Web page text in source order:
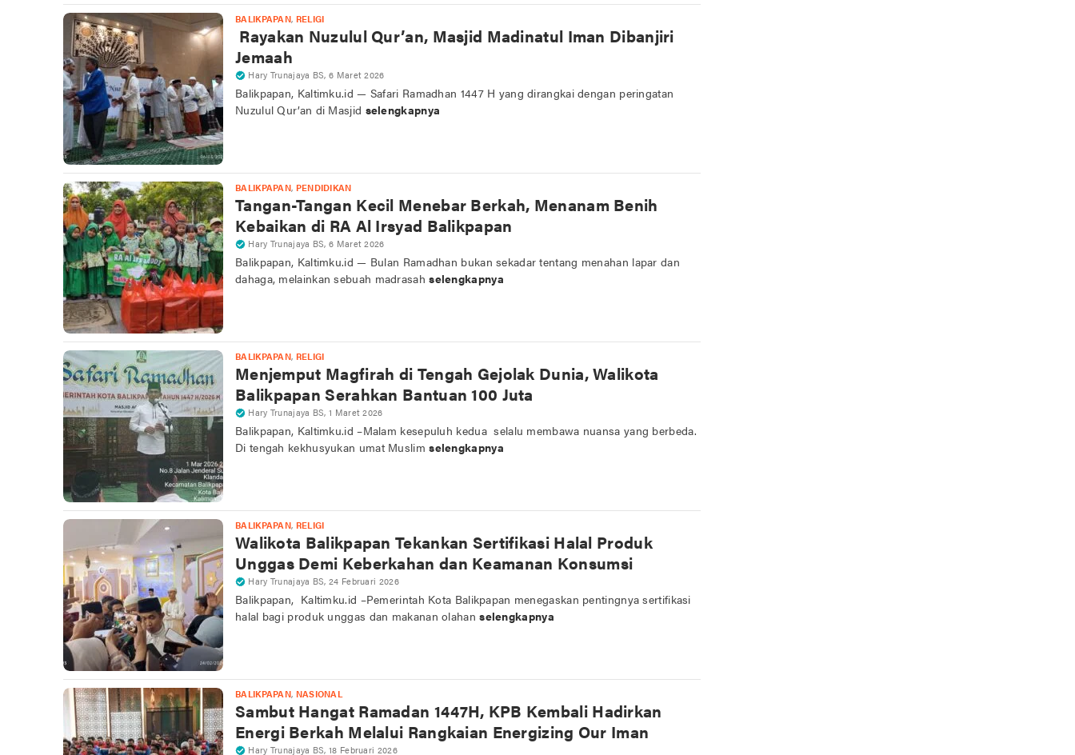
BALIKPAPAN, RELIGI
Rayakan Nuzulul Qur’an, Masjid Madinatul Iman Dibanjiri
Jemaah
Hary Trunajaya BS,6 Maret 2026
Balikpapan, Kaltimku.id — Safari Ramadhan 1447 H yang dirangkai dengan peringatan
Nuzulul Qur’an di Masjid selengkapnya
BALIKPAPAN, PENDIDIKAN
Tangan-Tangan Kecil Menebar Berkah, Menanam Benih
Kebaikan di RA Al Irsyad Balikpapan
Hary Trunajaya BS,6 Maret 2026
Balikpapan, Kaltimku.id — ​Bulan Ramadhan bukan sekadar tentang menahan lapar dan
dahaga, melainkan sebuah madrasahselengkapnya
BALIKPAPAN, RELIGI
Menjemput Magfirah di Tengah Gejolak Dunia, Walikota
Balikpapan Serahkan Bantuan 100 Juta
Hary Trunajaya BS,1 Maret 2026
Balikpapan, Kaltimku.id –​Malam kesepuluh kedua selalu membawa nuansa yang berbeda.
Di tengah kekhusyukan umat Muslimselengkapnya
BALIKPAPAN, RELIGI
Walikota Balikpapan Tekankan Sertifikasi Halal Produk
Unggas Demi Keberkahan dan Keamanan Konsumsi
Hary Trunajaya BS,24 Februari 2026
Balikpapan, Kaltimku.id –Pemerintah Kota Balikpapan menegaskan pentingnya sertifikasi
halal bagi produk unggas dan makanan olahanselengkapnya
BALIKPAPAN, NASIONAL
Sambut Hangat Ramadan 1447H, KPB Kembali Hadirkan
Energi Berkah Melalui Rangkaian Energizing Our Iman
Hary Trunajaya BS,18 Februari 2026